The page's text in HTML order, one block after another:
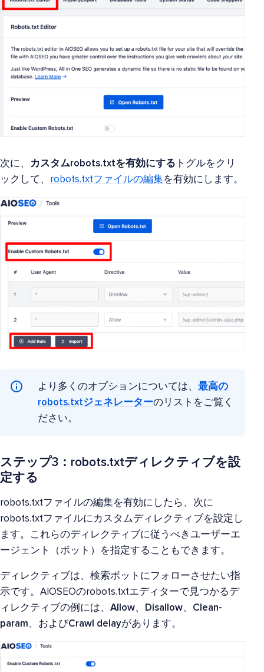
次に、 カスタムrobots.txtを有効にする トグルをクリ
ックして、 robots.txtファイルの編集を有効にします。
より多くのオプションについては、 最高の
robots.txtジェネレーターのリストをご覧く
ださい。
ステップ3：robots.txtディレクティブを設
定する
robots.txtファイルの編集を有効にしたら、次に
robots.txtファイルにカスタムディレクティブを設定し
ます。これらのディレクティブに従うべきユーザーエ
ージェント（ボット）を指定することもできます。
ディレクティブは、検索ボットにフォローさせたい指
示です。AIOSEOのrobots.txtエディターで見つかるデ
ィレクティブの例には、 Allow、 Disallow、 Clean-
param、およびCrawl delayがあります。